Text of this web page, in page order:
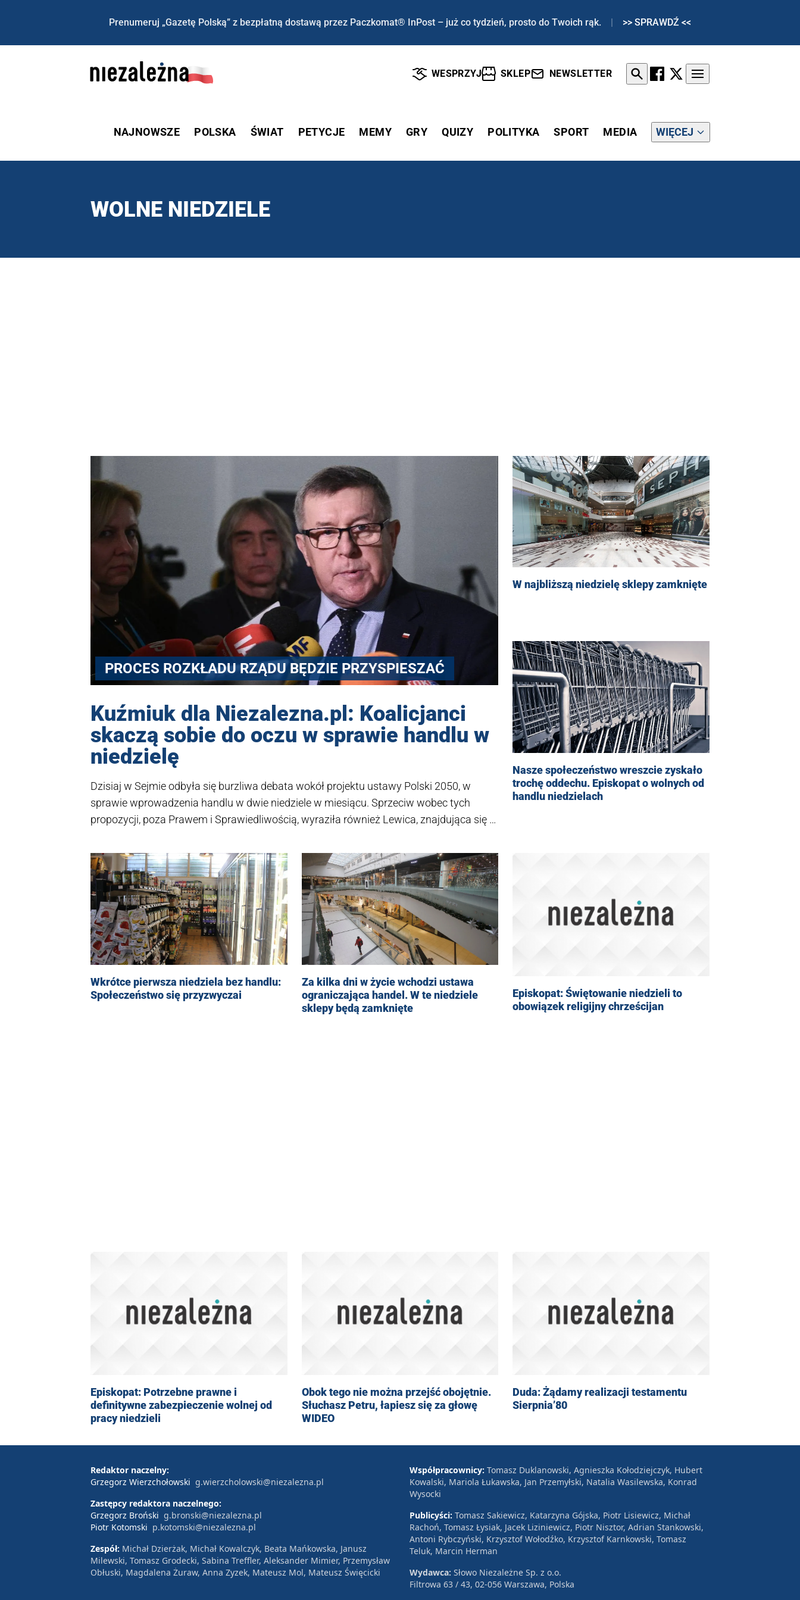
Prenumeruj „Gazetę Polską” z bezpłatną dostawą przez Paczkomat® InPost – już co tydzień, prosto do Twoich rąk. | >> SPRAWDŹ <<
WESPRZYJ SKLEP NEWSLETTER
NAJNOWSZE POLSKA ŚWIAT PETYCJE MEMY GRY QUIZY POLITYKA SPORT MEDIA WIĘCEJ
WOLNE NIEDZIELE
PROCES ROZKŁADU RZĄDU BĘDZIE PRZYSPIESZAĆ
Kuźmiuk dla Niezalezna.pl: Koalicjanci
skaczą sobie do oczu w sprawie handlu w
niedzielę
Dzisiaj w Sejmie odbyła się burzliwa debata wokół projektu ustawy Polski 2050, w
sprawie wprowadzenia handlu w dwie niedziele w miesiącu. Sprzeciw wobec tych
propozycji, poza Prawem i Sprawiedliwością, wyraziła również Lewica, znajdująca się w
prawie aborcyjnym, w którym, koalicja pokazuje publicznie bardzo głębokie różnice. Ten
proces rozkładu koalicji będzie przyspieszać. Jedyne co ich spaja to walka z PiS" –
mówi polityk PiS Zbigniew Kuźmiuk.
W najbliższą niedzielę sklepy zamknięte
Nasze społeczeństwo wreszcie zyskało
trochę oddechu. Episkopat o wolnych od
handlu niedzielach
Wkrótce pierwsza niedziela bez handlu:
Społeczeństwo się przyzwyczai
Za kilka dni w życie wchodzi ustawa
ograniczająca handel. W te niedziele
sklepy będą zamknięte
Episkopat: Świętowanie niedzieli to
obowiązek religijny chrześcijan
Episkopat: Potrzebne prawne i
definitywne zabezpieczenie wolnej od
pracy niedzieli
Obok tego nie można przejść obojętnie.
Słuchasz Petru, łapiesz się za głowę
WIDEO
Duda: Żądamy realizacji testamentu
Sierpnia’80
Redaktor naczelny:
Grzegorz Wierzchołowski g.wierzcholowski@niezalezna.pl
Zastępcy redaktora naczelnego:
Grzegorz Broński g.bronski@niezalezna.pl
Piotr Kotomski p.kotomski@niezalezna.pl
Zespół: Michał Dzierżak, Michał Kowalczyk, Beata Mańkowska, Janusz
Milewski, Tomasz Grodecki, Sabina Treffler, Aleksander Mimier, Przemysław
Obłuski, Magdalena Żuraw, Anna Zyzek, Mateusz Mol, Mateusz Święcicki
Współpracownicy: Tomasz Duklanowski, Agnieszka Kołodziejczyk, Hubert
Kowalski, Mariola Łukawska, Jan Przemyłski, Natalia Wasilewska, Konrad
Wysocki
Publicyści: Tomasz Sakiewicz, Katarzyna Gójska, Piotr Lisiewicz, Michał
Rachoń, Tomasz Łysiak, Jacek Liziniewicz, Piotr Nisztor, Adrian Stankowski,
Antoni Rybczyński, Krzysztof Wołodźko, Krzysztof Karnkowski, Tomasz
Teluk, Marcin Herman
Wydawca: Słowo Niezależne Sp. z o.o.
Filtrowa 63 / 43, 02-056 Warszawa, Polska